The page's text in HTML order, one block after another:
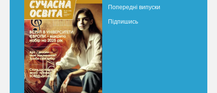
Попередні випуски
Підпишись